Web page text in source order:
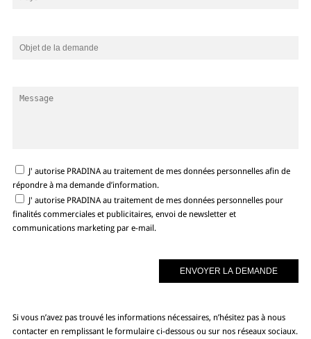
J' autorise PRADINA au traitement de mes données personnelles afin de
répondre à ma demande d’information.
J' autorise PRADINA au traitement de mes données personnelles pour
finalités commerciales et publicitaires, envoi de newsletter et
communications marketing par e-mail.
Si vous n’avez pas trouvé les informations nécessaires, n’hésitez pas à nous
contacter en remplissant le formulaire ci-dessous ou sur nos réseaux sociaux.